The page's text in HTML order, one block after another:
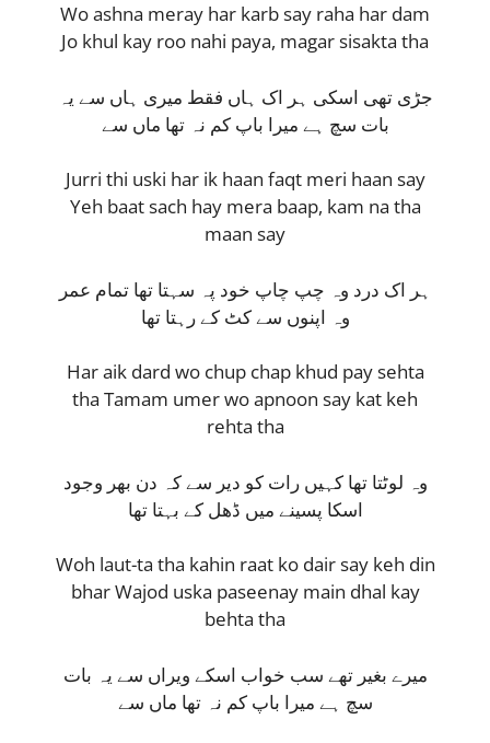
Wo ashna meray har karb say raha har dam
Jo khul kay roo nahi paya, magar sisakta tha
جڑی تھی اسکی ہر اک ہاں فقط میری ہاں سے یہ
بات سچ ہے میرا باپ کم نہ تھا ماں سے
Jurri thi uski har ik haan faqt meri haan say
Yeh baat sach hay mera baap, kam na tha
maan say
ہر اک درد وہ چپ چاپ خود پہ سہتا تھا تمام عمر
وہ اپنوں سے کٹ کے رہتا تھا
Har aik dard wo chup chap khud pay sehta
tha Tamam umer wo apnoon say kat keh
rehta tha
وہ لوٹتا تھا کہیں رات کو دیر سے کہ دن بھر وجود
اسکا پسینے میں ڈھل کے بہتا تھا
Woh laut-ta tha kahin raat ko dair say keh din
bhar Wajod uska paseenay main dhal kay
behta tha
میرے بغیر تھے سب خواب اسکے ویراں سے یہ بات
سچ ہے میرا باپ کم نہ تھا ماں سے